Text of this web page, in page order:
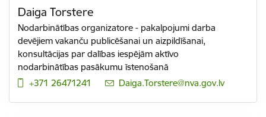
Daiga Torstere
Nodarbinātības organizatore - pakalpojumi darba
devējiem vakanču publicēšanai un aizpildīšanai,
konsultācijas par dalības iespējām aktīvo
nodarbinātības pasākumu īstenošanā
+371 26471241
E-pasts:
Daiga.Torstere@nva.gov.lv